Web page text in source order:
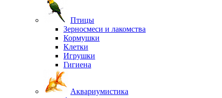
Птицы
Зерносмеси и лакомства
Кормушки
Клетки
Игрушки
Гигиена
Аквариумистика